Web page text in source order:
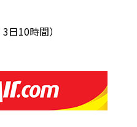
3日10時間）